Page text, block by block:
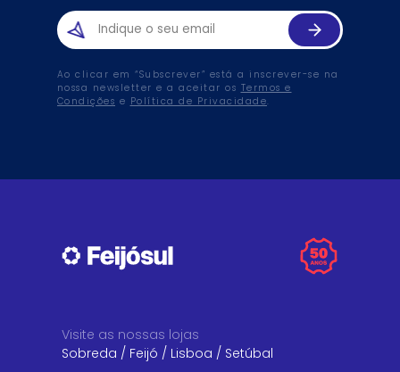
Ao clicar em “Subscrever” está a inscrever-se na
nossa newsletter e a aceitar os Termos e
Condições e Política de Privacidade.
Visite as nossas lojas
Sobreda / Feijó / Lisboa / Setúbal